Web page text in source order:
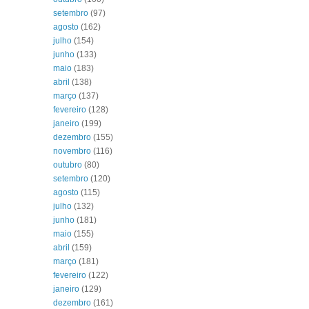
setembro (97)
agosto (162)
julho (154)
junho (133)
maio (183)
abril (138)
março (137)
fevereiro (128)
janeiro (199)
dezembro (155)
novembro (116)
outubro (80)
setembro (120)
agosto (115)
julho (132)
junho (181)
maio (155)
abril (159)
março (181)
fevereiro (122)
janeiro (129)
dezembro (161)